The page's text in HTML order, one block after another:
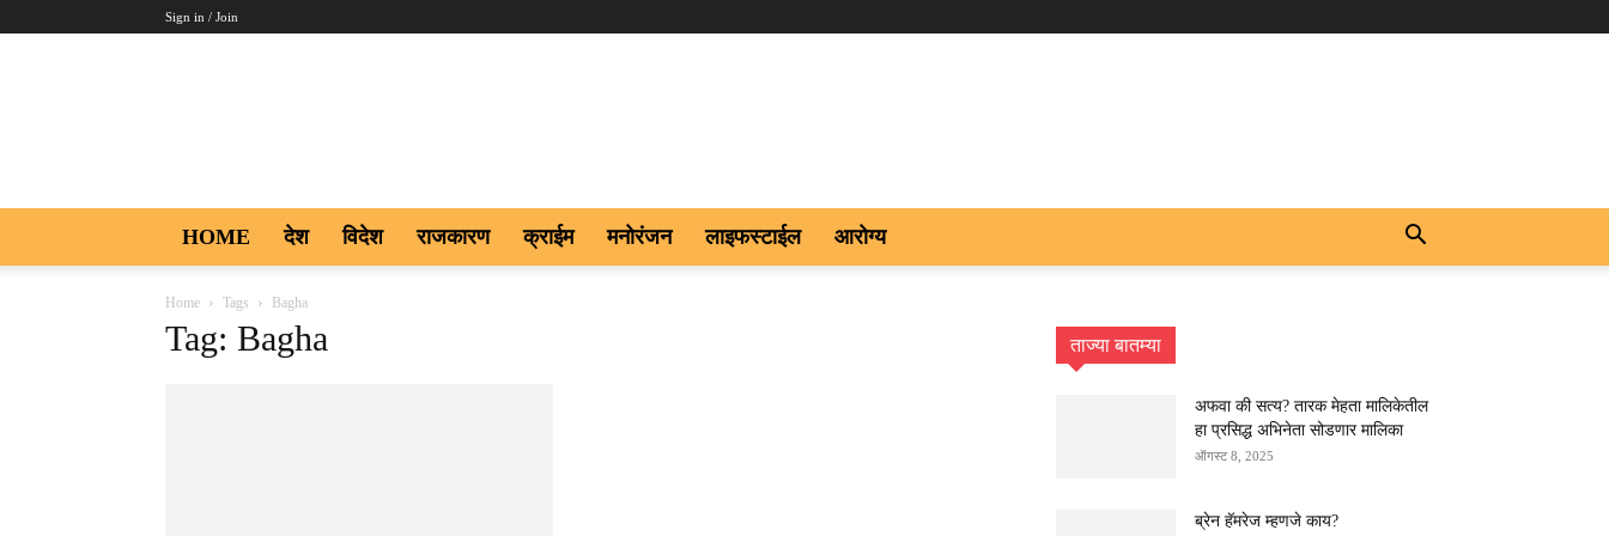
Sign in / Join
HOME देश विदेश राजकारण क्राईम मनोरंजन लाइफस्टाईल आरोग्य
Home Tags Bagha
Tag: Bagha ताज्या बातम्या
अफवा की सत्य? तारक मेहता मालिकेतील
हा प्रसिद्ध अभिनेता सोडणार मालिका
ऑगस्ट 8, 2025
ब्रेन हॅमरेज म्हणजे काय?